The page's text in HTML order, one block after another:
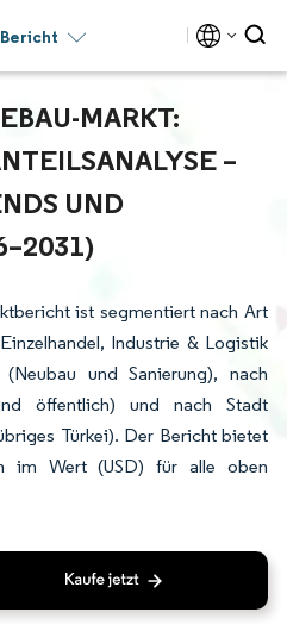
MARKT:
– W
UND P
ist segmentiert nach Art
Industrie & Logistik
und Sanierung), nach
öffentlich) und nach Stadt
Türkei). Der Bericht bietet
im Wert (USD) für alle oben